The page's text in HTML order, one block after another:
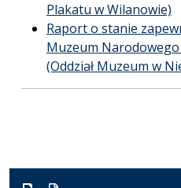
Plakatu w Wilanowie)
Raport o stanie
Muzeum
(Oddział Muzeum w